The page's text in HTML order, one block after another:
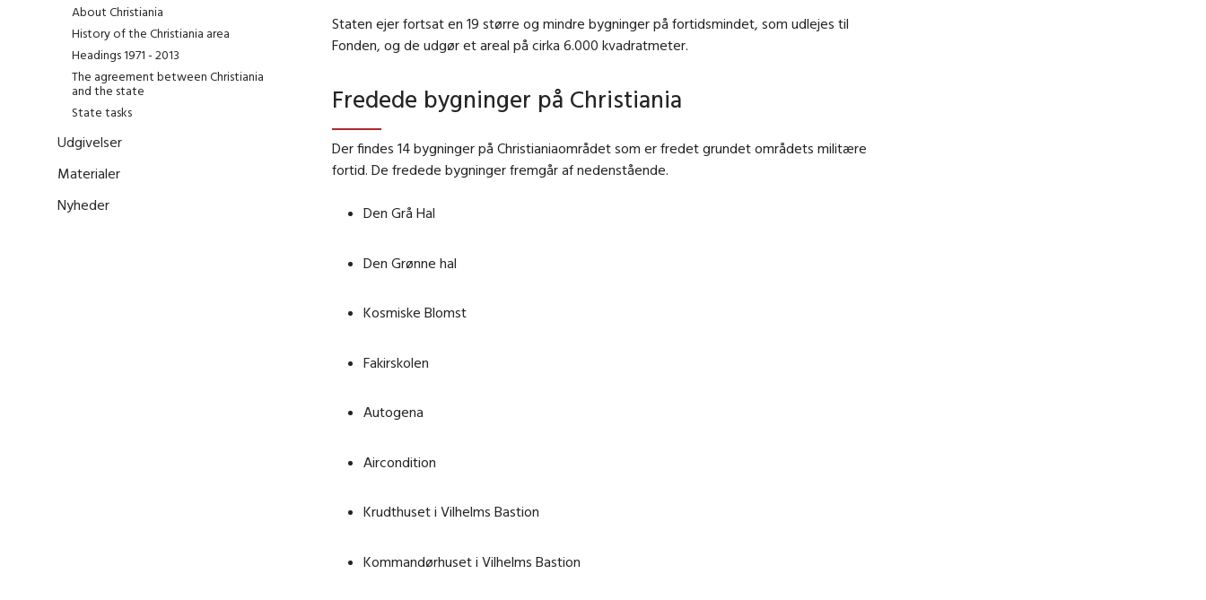
About Christiania
History of the Christiania area
Headings 1971 - 2013
The agreement between Christiania
and the state
State tasks
Udgivelser
Materialer
Nyheder
Staten ejer fortsat en 19 større og mindre bygninger på fortidsmindet, som udlejes til
Fonden, og de udgør et areal på cirka 6.000 kvadratmeter.
Fredede bygninger på Christiania
Der findes 14 bygninger på Christianiaområdet som er fredet grundet områdets militære
fortid. De fredede bygninger fremgår af nedenstående.
Den Grå Hal
Den Grønne hal
Kosmiske Blomst
Fakirskolen
Autogena
Aircondition
Krudthuset i Vilhelms Bastion
Kommandørhuset i Vilhelms Bastion